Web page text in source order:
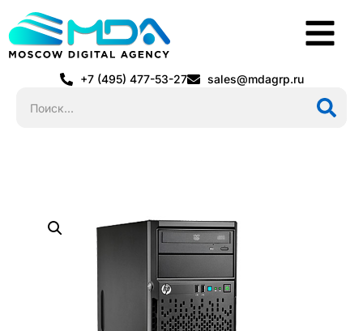
+7 (495) 477-53-27 sales@mdagrp.ru